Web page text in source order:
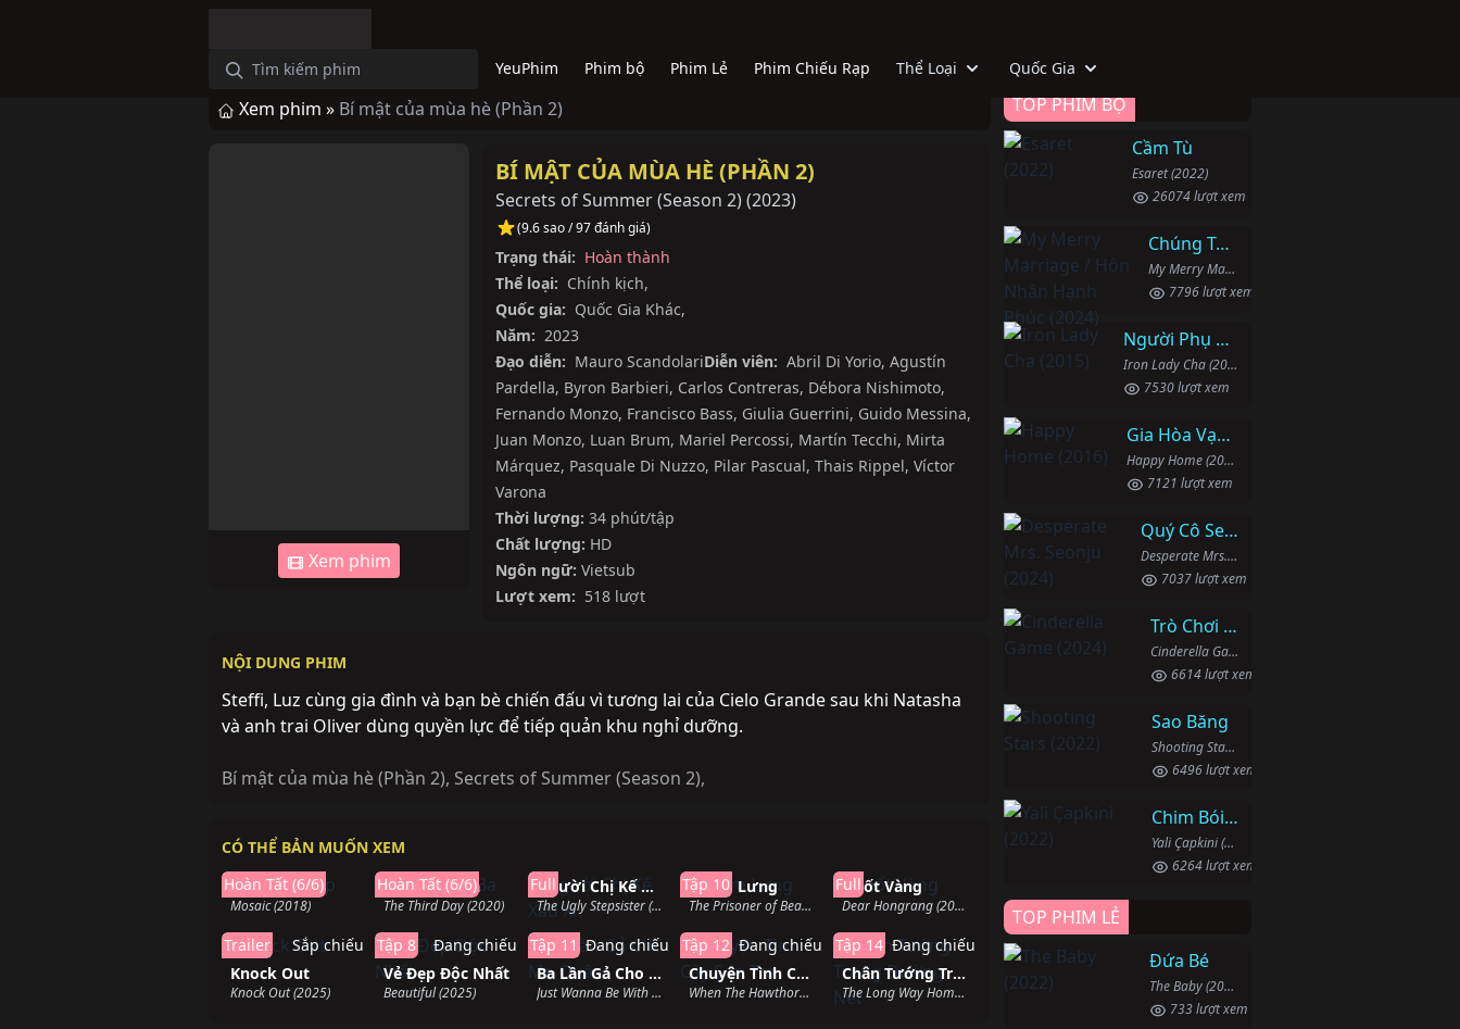
YeuPhim Phim bộ Phim Lẻ Phim Chiếu Rạp Thể Loại Quốc Gia
Xem phim » Bí mật của mùa hè (Phần 2)
Xem phim
BÍ MẬT CỦA MÙA HÈ (PHẦN 2)
Secrets of Summer (Season 2)(2023)
(9.6 sao / 97 đánh giá)
Trạng thái: Hoàn thành
Thể loại: Chính kịch,
Quốc gia: Quốc Gia Khác,
Năm: 2023
Đạo diễn: Mauro ScandolariDiễn viên: Abril Di Yorio, Agustín
Pardella, Byron Barbieri, Carlos Contreras, Débora Nishimoto,
Fernando Monzo, Francisco Bass, Giulia Guerrini, Guido Messina,
Juan Monzo, Luan Brum, Mariel Percossi, Martín Tecchi, Mirta
Márquez, Pasquale Di Nuzzo, Pilar Pascual, Thais Rippel, Víctor
Varona
Thời lượng: 34 phút/tập
Chất lượng: HD
Ngôn ngữ: Vietsub
Lượt xem: 518 lượt
NỘI DUNG PHIM
Steffi, Luz cùng gia đình và bạn bè chiến đấu vì tương lai của Cielo Grande sau khi Natasha
và anh trai Oliver dùng quyền lực để tiếp quản khu nghỉ dưỡng.
Bí mật của mùa hè (Phần 2), Secrets of Summer (Season 2),
CÓ THỂ BẢN MUỐN XEM
Mảnh Ghép
Mosaic (2018)
Hoàn Tất (6/6)
Hoàn thành
Ngày Thứ Ba
The Third Day (2020)
Hoàn Tất (6/6)
Người Chị Kế Xấu Xí
The Ugly Stepsister (2025)
Full
Khom Lưng
The Prisoner of Beauty (2025)
Tập 10
Nuốt Vàng
Dear Hongrang (2025)
Full
Knock Out
Knock Out (2025)
Trailer
Sắp chiếu
Vẻ Đẹp Độc Nhất
Beautiful (2025)
Tập 8
Đang chiếu
Ba Lần Gả Cho Ma Quân
Just Wanna Be With You (2025)
Tập 11 Đang chiếu
Chuyện Tình Cây Sơn Tra
When The Hawthorn Blooms (2025)
Tập 12 Đang chiếu
Chân Tướng Trong Đường Nét
The Long Way Home (2025)
Tập 14 Đang chiếu
TOP PHIM BỘ
Cầm Tù
Esaret (2022)
26074 lượt xem
Chúng Ta Hãy Kết Hôn Nhé
My Merry Marriage / Hôn Nhân Hạnh Phúc (2024)
7796 lượt xem
Người Phụ Nữ Mạnh Mẽ
Iron Lady Cha (2015)
7530 lượt xem
Gia Hòa Vạn Sự Thành
Happy Home (2016)
7121 lượt xem
Quý Cô Seon Ju Phục Thù
Desperate Mrs. Seonju (2024)
7037 lượt xem
Trò Chơi Lọ Lem
Cinderella Game (2024)
6614 lượt xem
Sao Băng
Shooting Stars (2022)
6496 lượt xem
Chim Bói Cá
Yali Çapkini (2022)
6264 lượt xem
TOP PHIM LẺ
Đứa Bé
The Baby (2022)
733 lượt xem